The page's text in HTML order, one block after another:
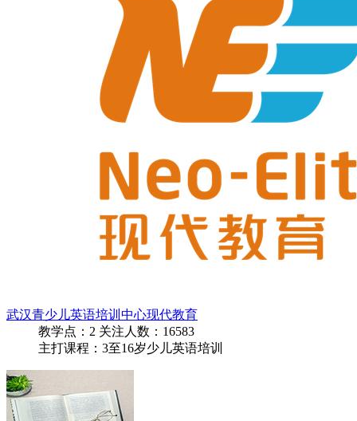
武汉青少儿英语培训中心现代教育
教学点： 2 关注人数： 16583
主打课程：3至16岁少儿英语培训